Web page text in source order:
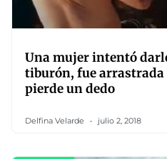
Una mujer intentó
tiburón, fue arrastrada
pierde un dedo
Delfina Velarde julio 2, 2018